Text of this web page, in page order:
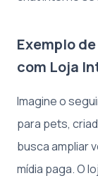
Exemplo
com Loja
Imagine o
para pets,
busca ampliar
mídia paga. O